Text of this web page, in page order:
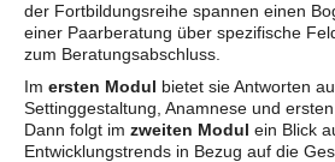
der Fortbildungsreihe spannen einen
einer Paarberatung über spezifische
zum Beratungsabschluss.
Im ersten Modul bietet sie Antworten
Settinggestaltung, Anamnese und
Dann folgt im zweiten Modul ein Blick
Entwicklungstrends in Bezug auf die